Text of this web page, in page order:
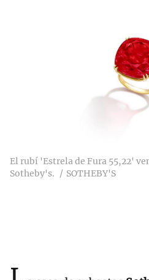
El rubí 'Estrela de Fura 55,22'
Sotheby's.
SOTHEBY'S